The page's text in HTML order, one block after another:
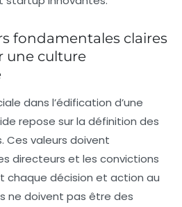
fondamentales claires
une culture
dans l’édification d’une
repose sur la définition des
Ces valeurs doivent
directeurs et les convictions
chaque décision et action au
ne doivent pas être des